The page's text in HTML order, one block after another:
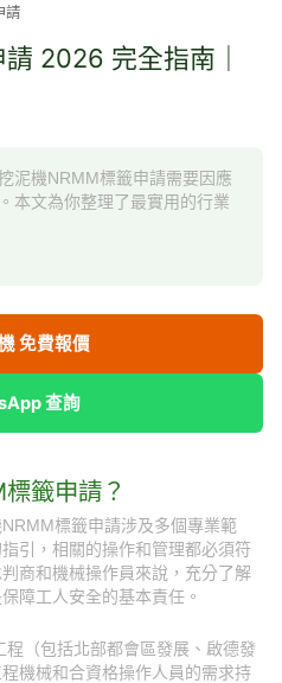
請
2026 完全指南｜
泥機NRMM標籤申請需要因應
本文為你整理了最實用的行業
免費報價
查詢
籤申請？
標籤申請涉及多個專業範
引，相關的操作和管理都必須符
商和機械操作員來說，充分了解
障工人安全的基本責任。
（包括北部都會區發展、啟德發
機械和合資格操作人員的需求持